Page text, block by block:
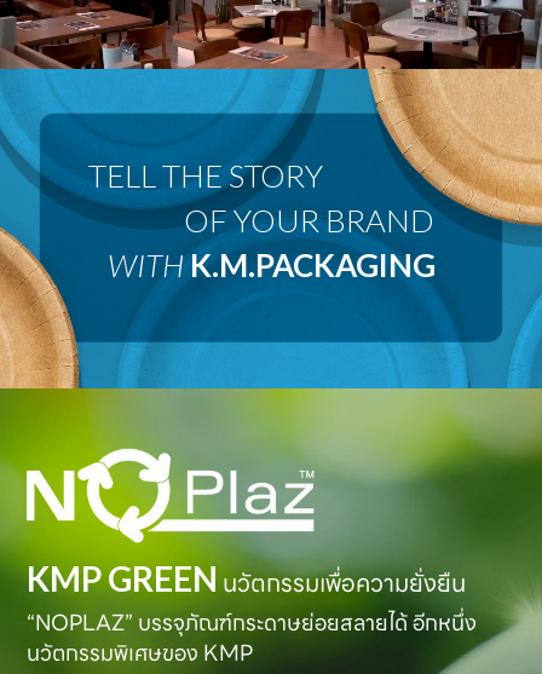
OF YOUR BRAND
WITHK.M.PACKAGING
KMP GREEN นวัตกรรมเพื่อความยั่งยืน
“NOPLAZ” บรรจุภัณฑ์กระดาษย่อยสลายได้ อีกหนึ่ง
นวัตกรรมพิเศษของ KMP